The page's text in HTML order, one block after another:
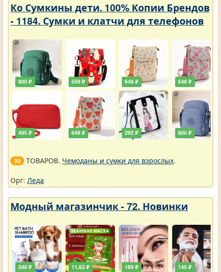
Ко Сумкины дети. 100% Копии Брендов
- 1184. Сумки и клатчи для телефонов
800 ₽
495 ₽
559 ₽
648 ₽
648 ₽
292 ₽
648 ₽
800 ₽
30 ТОВАРОВ. Чемоданы и сумки для взрослых.
Орг: Леда
Модный магазинчик - 72. Новинки
348 ₽ 11,62 ₽ 189 ₽ 145 ₽